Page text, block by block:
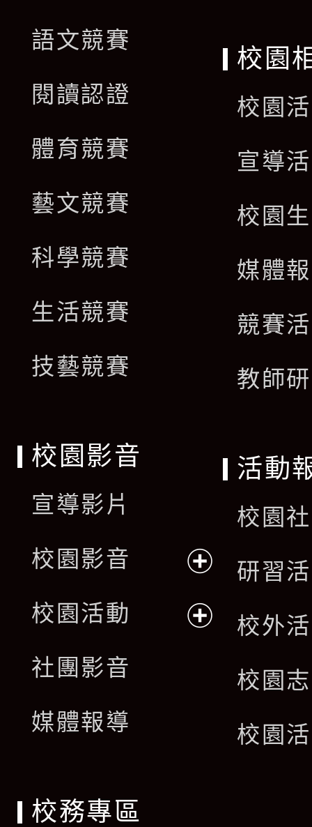
語文競賽
閱讀認證
體育競賽
藝文競賽
科學競賽
生活競賽
技藝競賽
校園
校園
宣導
校園
媒體
競賽
教師
校園影音
宣導影片
校園影音
開
校園活動
社團影音
媒體報導
活動
校園
研習
校外
校園
校園
校務專區